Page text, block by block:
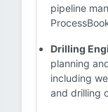
pipeline
Drilling
planning
including
and drilling